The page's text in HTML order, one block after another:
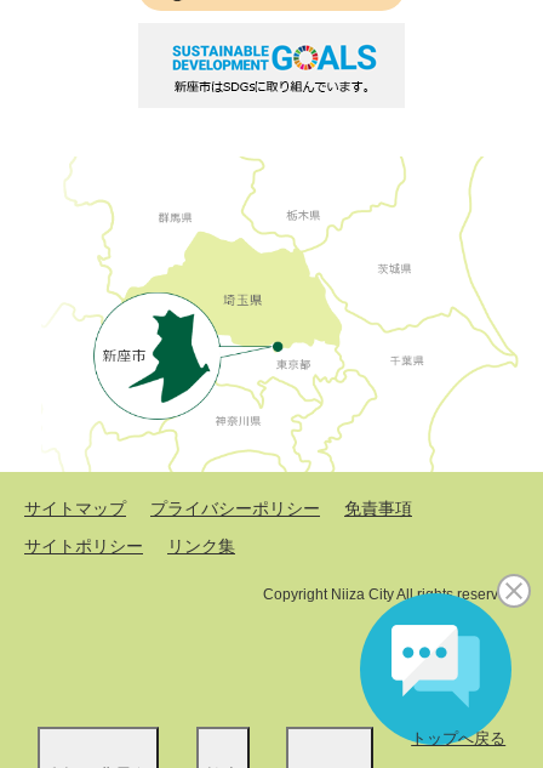
トップへ戻る
サイトマップ プライバシーポリシー
免責事項
サイトポリシー
リンク集
Copyright Niiza City All rights reserved.